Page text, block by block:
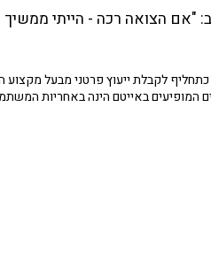
"אם הצואה רכה - הייתי ממשיך
לקבלת ייעוץ פרטני מבעל מקצוע
המופיעים באייטם הינה באחריות